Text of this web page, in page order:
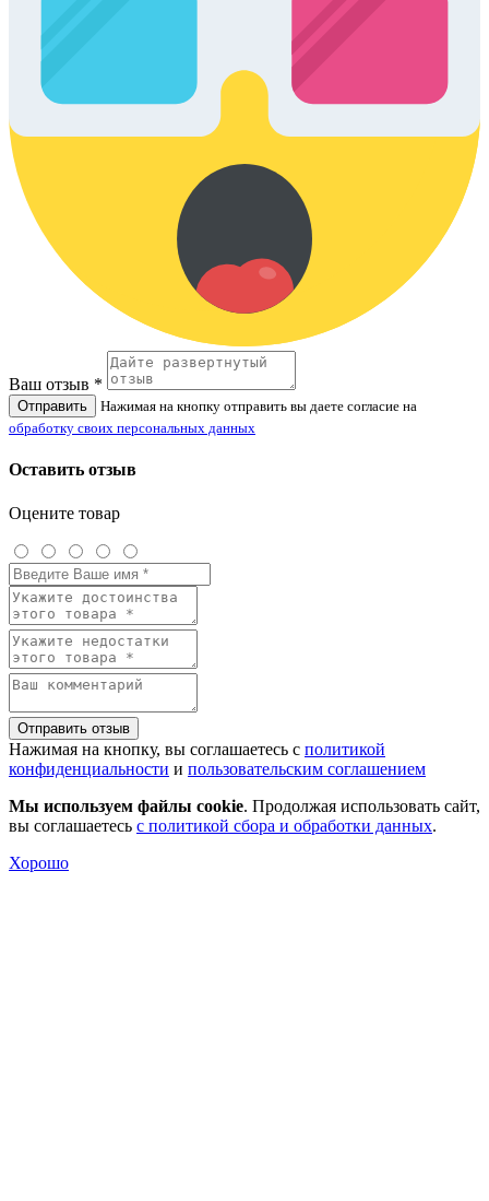
Ваш отзыв *
Отправить
Нажимая на кнопку отправить вы даете согласие на
обработку своих персональных данных
Оставить отзыв
Оцените товар
Отправить отзыв
Нажимая на кнопку, вы соглашаетесь с политикой
конфиденциальности и пользовательским соглашением
Мы используем файлы cookie. Продолжая использовать сайт,
вы соглашаетесь с политикой сбора и обработки данных.
Хорошо